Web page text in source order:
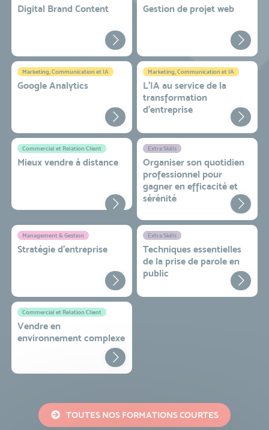
Digital Brand Content Gestion de projet web
Marketing, Communication et IA
Google Analytics
Marketing, Communication et IA
L'IA au service de la
transformation
d'entreprise
Commercial et Relation Client
Mieux vendre à distance
Extra Skills
Organiser son quotidien
professionnel pour
gagner en efficacité et
sérénité
Management & Gestion
Stratégie d’entreprise
Extra Skills
Techniques essentielles
de la prise de parole en
public
Commercial et Relation Client
Vendre en
environnement complexe
TOUTES NOS FORMATIONS COURTES